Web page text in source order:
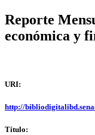
Reporte
económica y
URI:
http://
Título: